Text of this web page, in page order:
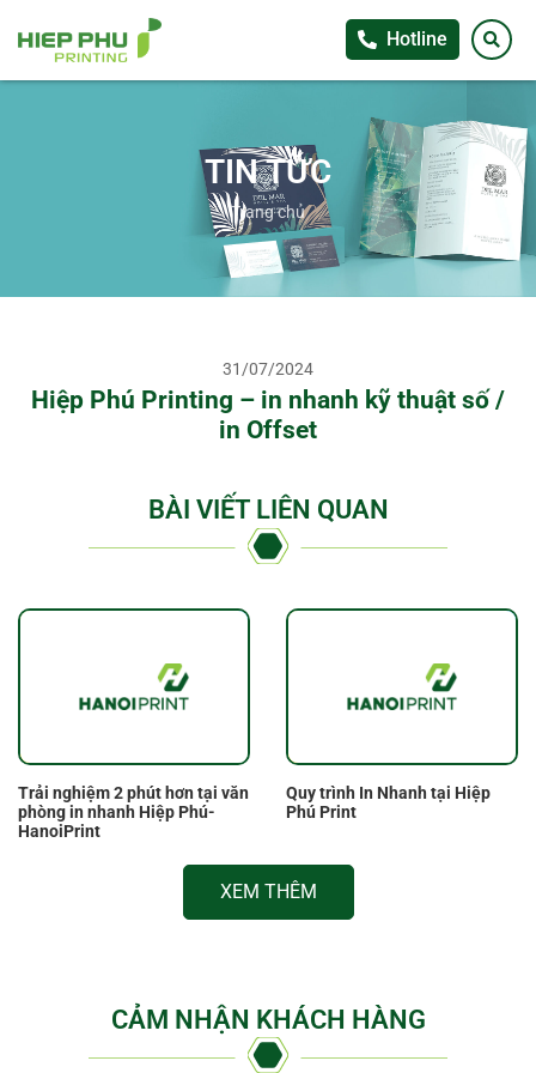
Hotline
TIN TỨC
Trang chủ
31/07/2024
Hiệp Phú Printing – in nhanh kỹ thuật số /
in Offset
BÀI VIẾT LIÊN QUAN
Trải nghiệm 2 phút hơn tại văn
phòng in nhanh Hiệp Phú-
HanoiPrint
Quy trình In Nhanh tại Hiệp
Phú Print
XEM THÊM
CẢM NHẬN KHÁCH HÀNG